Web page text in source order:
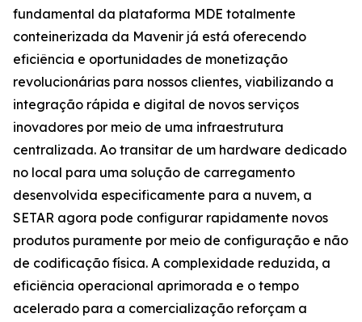
fundamental da plataforma MDE totalmente
conteinerizada da Mavenir já está oferecendo
eficiência e oportunidades de monetização
revolucionárias para nossos clientes, viabilizando a
integração rápida e digital de novos serviços
inovadores por meio de uma infraestrutura
centralizada. Ao transitar de um hardware dedicado
no local para uma solução de carregamento
desenvolvida especificamente para a nuvem, a
SETAR agora pode configurar rapidamente novos
produtos puramente por meio de configuração e não
de codificação física. A complexidade reduzida, a
eficiência operacional aprimorada e o tempo
acelerado para a comercialização reforçam a